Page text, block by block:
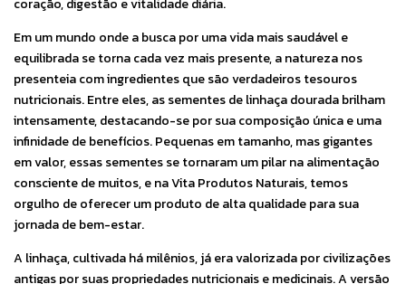
coração, digestão e vitalidade diária.
Em um mundo onde a busca por uma vida mais saudável e
equilibrada se torna cada vez mais presente, a natureza nos
presenteia com ingredientes que são verdadeiros tesouros
nutricionais. Entre eles, as sementes de linhaça dourada brilham
intensamente, destacando-se por sua composição única e uma
infinidade de benefícios. Pequenas em tamanho, mas gigantes
em valor, essas sementes se tornaram um pilar na alimentação
consciente de muitos, e na Vita Produtos Naturais, temos
orgulho de oferecer um produto de alta qualidade para sua
jornada de bem-estar.
A linhaça, cultivada há milênios, já era valorizada por civilizações
antigas por suas propriedades nutricionais e medicinais. A versão